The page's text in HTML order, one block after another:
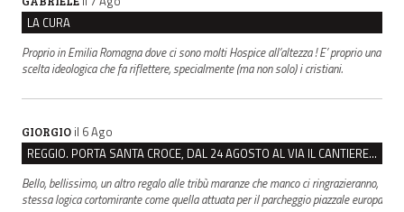
LA CURA
Proprio in Emilia Romagna dove ci sono molti Hospice all’altezza ! E’ proprio una
scelta ideologica che fa riflettere, specialmente (ma non solo) i cristiani.
GIORGIO il 6 Ago
REGGIO. PORTA SANTA CROCE, DAL 24 AGOSTO AL VIA IL CANTIERE PER IL NUOVO COLLETTORE FOGNARIO
Bello, bellissimo, un altro regalo alle tribù maranze che manco ci ringrazieranno,
stessa logica cortomirante come quella attuata per il parcheggio piazzale europa